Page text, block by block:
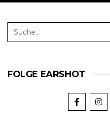
FOLGE EARSHOT